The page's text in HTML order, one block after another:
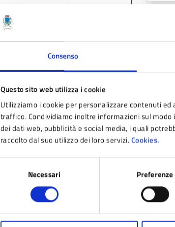
Consenso
Questo sito web utilizza i cookie
Utilizziamo i cookie per personalizzare contenuti
traffico. Condividiamo inoltre informazioni sul
dei dati web, pubblicità e social media, i quali
raccolto dal suo utilizzo dei loro servizi.Cookies.
Necessari Preferenze
Allegati
INDAGINE
Ultimo aggiornamento: